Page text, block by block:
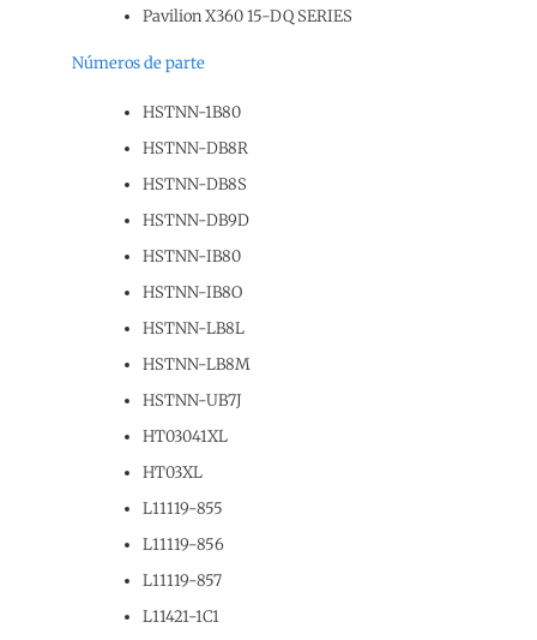
Pavilion X360 15-DQ SERIES
Números de parte
HSTNN-1B80
HSTNN-DB8R
HSTNN-DB8S
HSTNN-DB9D
HSTNN-IB80
HSTNN-IB8O
HSTNN-LB8L
HSTNN-LB8M
HSTNN-UB7J
HT03041XL
HT03XL
L11119-855
L11119-856
L11119-857
L11421-1C1